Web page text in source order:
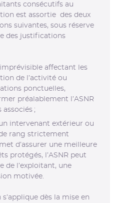
consécutifs au
est assortie des deux
suivantes, sous réserve
des justifications
affectant les
de l’activité ou
ponctuelles,
préalablement l’ASNR
;
intervenant extérieur ou
rang strictement
d’assurer une meilleure
protégés, l’ASNR peut
de l’exploitant, une
motivée.
dès la mise en